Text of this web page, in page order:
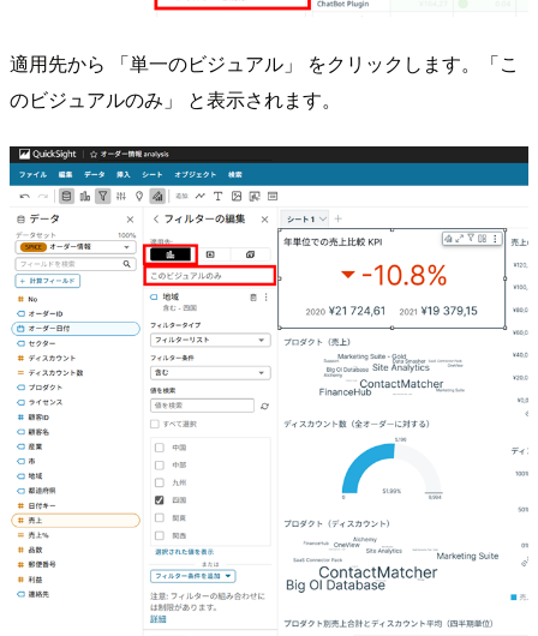
適用先から 「単一のビジュアル」 をクリックします。「こ
のビジュアルのみ」 と表示されます。